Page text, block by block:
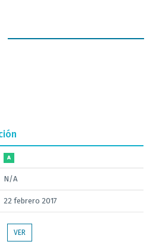
A
N/A
22 febrero 2017
VER